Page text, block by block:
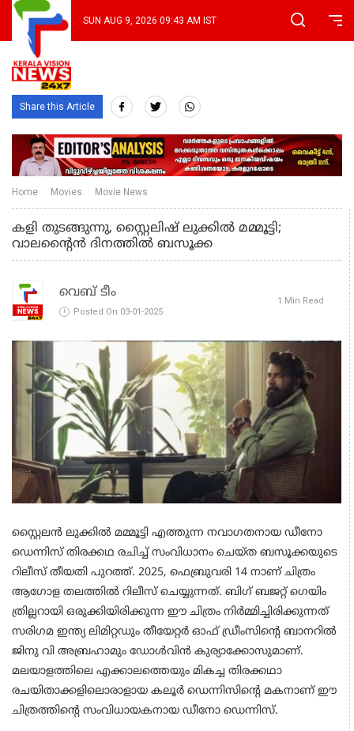
SUN AUG 9, 2026 09:43 AM IST
Share this Article
Home Movies Movie News
കളി തുടങ്ങുന്നു, സ്റ്റൈലിഷ് ലുക്കിൽ മമ്മൂട്ടി;
വാലന്റൈൻ ദിനത്തിൽ ബസൂക്ക
വെബ് ടീം
Posted On 03-01-2025
1 Min Read
സ്റ്റൈലൻ ലുക്കിൽ മമ്മൂട്ടി എത്തുന്ന നവാഗതനായ ഡീനോ
ഡെന്നിസ് തിരക്കഥ രചിച്ച് സംവിധാനം ചെയ്ത ബസൂക്കയുടെ
റിലീസ് തീയതി പുറത്ത്. 2025, ഫെബ്രുവരി 14 നാണ് ചിത്രം
ആഗോള തലത്തിൽ റിലീസ് ചെയ്യുന്നത്. ബിഗ് ബജറ്റ് ഗെയിം
ത്രില്ലറായി ഒരുക്കിയിരിക്കുന്ന ഈ ചിത്രം നിർമ്മിച്ചിരിക്കുന്നത്
സരിഗമ ഇന്ത്യ ലിമിറ്റഡും തീയേറ്റർ ഓഫ് ഡ്രീംസിന്റെ ബാനറിൽ
ജിനു വി അബ്രഹാമും ഡോൾവിൻ കുര്യാക്കോസുമാണ്.
മലയാളത്തിലെ എക്കാലത്തെയും മികച്ച തിരക്കഥാ
രചയിതാക്കളിലൊരാളായ കലൂർ ഡെന്നിസിന്റെ മകനാണ് ഈ
ചിത്രത്തിന്റെ സംവിധായകനായ ഡീനോ ഡെന്നിസ്.